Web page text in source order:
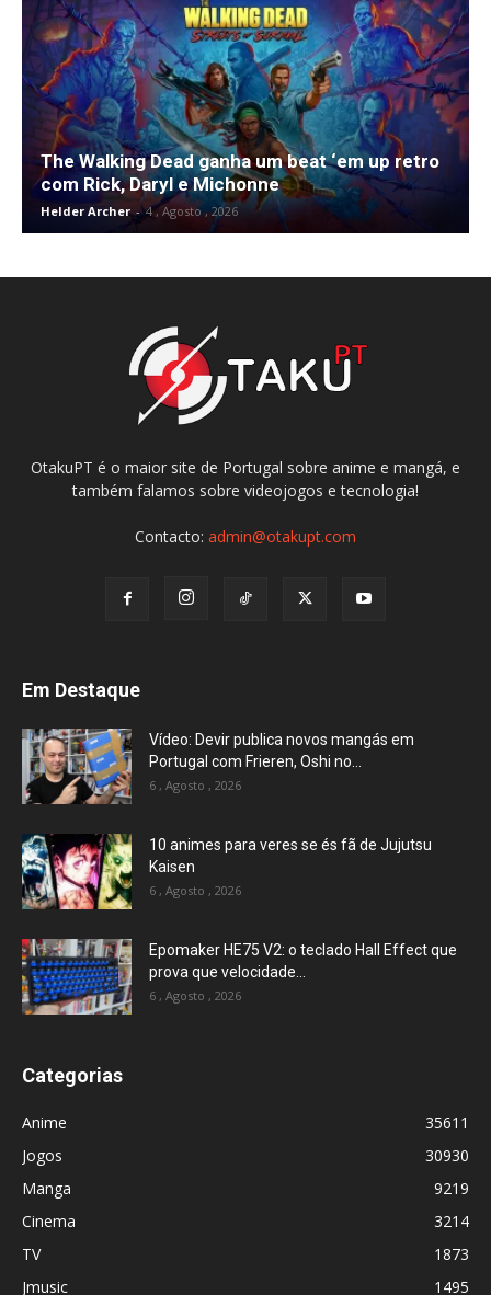
The Walking Dead ganha um beat ‘em up retro
com Rick, Daryl e Michonne
Helder Archer - 4 , Agosto , 2026
OtakuPT é o maior site de Portugal sobre anime e mangá, e
também falamos sobre videojogos e tecnologia!
Contacto: admin@otakupt.com
Em Destaque
Vídeo: Devir publica novos mangás em
Portugal com Frieren, Oshi no...
6 , Agosto , 2026
10 animes para veres se és fã de Jujutsu
Kaisen
6 , Agosto , 2026
Epomaker HE75 V2: o teclado Hall Effect que
prova que velocidade...
6 , Agosto , 2026
Categorias
Anime
35611
Jogos
30930
Manga
9219
Cinema
3214
TV
1873
Jmusic
1495